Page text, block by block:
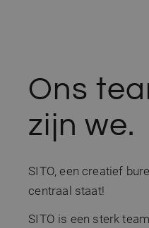
Ons
zijn we.
SITO, een creatief
centraal staat!
SITO is een sterk